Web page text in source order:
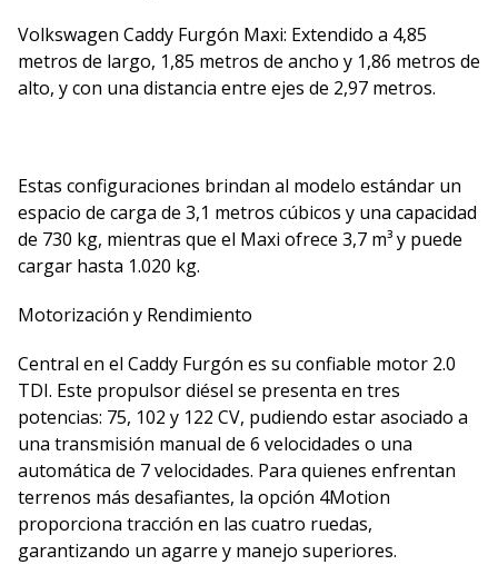
Volkswagen Caddy Furgón Maxi: Extendido a 4,85
metros de largo, 1,85 metros de ancho y 1,86 metros de
alto, y con una distancia entre ejes de 2,97 metros.
Estas configuraciones brindan al modelo estándar un
espacio de carga de 3,1 metros cúbicos y una capacidad
de 730 kg, mientras que el Maxi ofrece 3,7 m³ y puede
cargar hasta 1.020 kg.
Motorización y Rendimiento
Central en el Caddy Furgón es su confiable motor 2.0
TDI. Este propulsor diésel se presenta en tres
potencias: 75, 102 y 122 CV, pudiendo estar asociado a
una transmisión manual de 6 velocidades o una
automática de 7 velocidades. Para quienes enfrentan
terrenos más desafiantes, la opción 4Motion
proporciona tracción en las cuatro ruedas,
garantizando un agarre y manejo superiores.